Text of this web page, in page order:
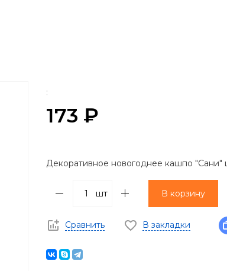
:
173 ₽
Декоративное новогоднее кашпо "Сани"
шт В корзину
Сравнить В закладки